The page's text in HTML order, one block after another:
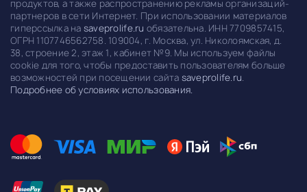
продуктов, а также распространению рекламы организаций-
партнеров в сети Интернет. При использовании материалов
гиперссылка на saveprolife.ru обязательна. ИНН 7709857415,
ОГРН 1107746562758. 109004, г. Москва, ул. Николоямская, д.
38, строение 2, этаж 1, кабинет №9. Мы используем файлы
cookie для того, чтобы предоставить пользователям больше
возможностей при посещении сайта saveprolife.ru.
Подробнее об условиях использования.